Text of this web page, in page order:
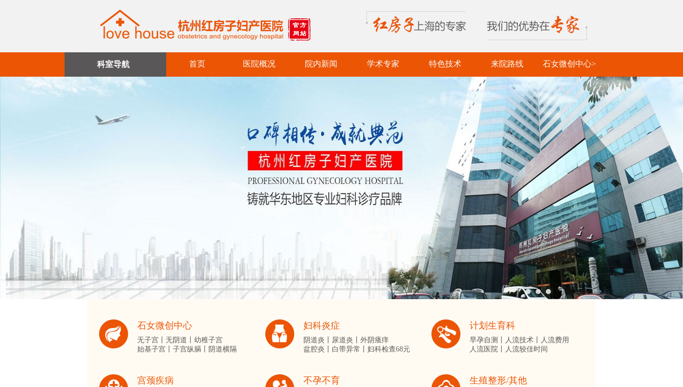
科室导航 首页 医院概况 院内新闻 学术专家 特色技术 来院路线 石女微创中心>
石女微创中心
无子宫丨 无阴道丨 幼稚子宫
始基子宫丨 子宫纵膈丨 阴道横隔
妇科炎症
阴道炎丨 尿道炎丨 外阴瘙痒
盆腔炎丨 白带异常丨 妇科检查68元
计划生育科
早孕自测丨 人流技术丨
人流费用
人流医院丨
人流较佳时间
宫颈疾病 不孕不育 生殖整形/其他